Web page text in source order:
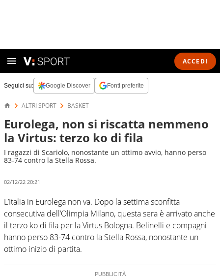
ACCEDI
Seguici su: Google Discover Fonti preferite
ALTRI SPORT BASKET
Eurolega, non si riscatta nemmeno
la Virtus: terzo ko di fila
I ragazzi di Scariolo, nonostante un ottimo avvio, hanno perso
83-74 contro la Stella Rossa.
02/12/22 20:21
L’Italia in Eurolega non va. Dopo la settima sconfitta
consecutiva dell’Olimpia Milano, questa sera è arrivato anche
il terzo ko di fila per la Virtus Bologna. Belinelli e compagni
hanno perso 83-74 contro la Stella Rossa, nonostante un
ottimo inizio di partita.